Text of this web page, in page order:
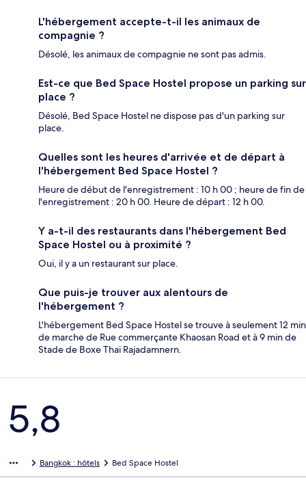
L'hébergement accepte-t-il les animaux de
compagnie ?
Désolé, les animaux de compagnie ne sont pas admis.
Est-ce que Bed Space Hostel propose un parking sur
place ?
Désolé, Bed Space Hostel ne dispose pas d'un parking sur
place.
Quelles sont les heures d'arrivée et de départ à
l'hébergement Bed Space Hostel ?
Heure de début de l'enregistrement : 10 h 00 ; heure de fin de
l'enregistrement : 20 h 00. Heure de départ : 12 h 00.
Y a-t-il des restaurants dans l'hébergement Bed
Space Hostel ou à proximité ?
Oui, il y a un restaurant sur place.
Que puis-je trouver aux alentours de
l'hébergement ?
L'hébergement Bed Space Hostel se trouve à seulement 12 min
de marche de Rue commerçante Khaosan Road et à 9 min de
Stade de Boxe Thaï Rajadamnern.
Avis
5,8
Bangkok : hôtels Bed Space Hostel